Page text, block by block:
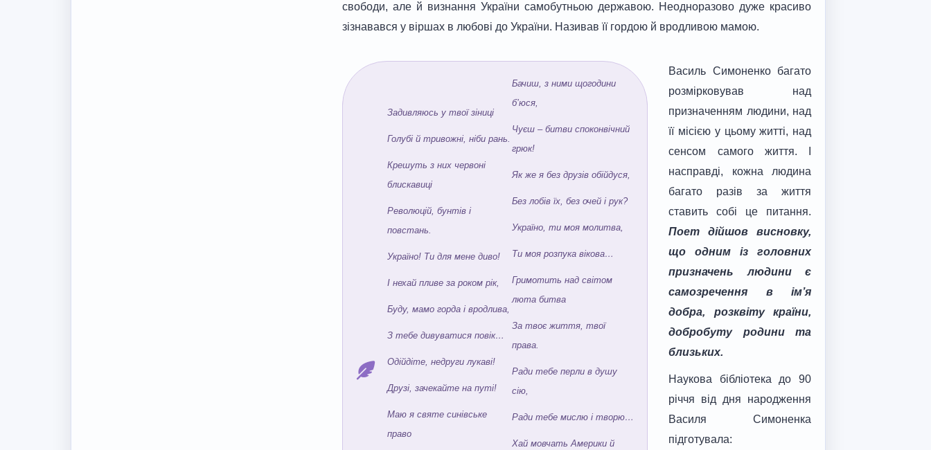
свободи, але й визнання України самобутньою державою. Неодноразово дуже красиво
зізнавався у віршах в любові до України. Називав її гордою й вродливою мамою.
Задивляюсь у твої зіниці
Голубі й тривожні, ніби рань.
Крешуть з них червоні
блискавиці
Революцій, бунтів і
повстань.
Україно! Ти для мене диво!
І нехай пливе за роком рік,
Буду, мамо горда і вродлива,
З тебе дивуватися повік…
Одійдіте, недруги лукаві!
Друзі, зачекайте на путі!
Маю я святе синівське
право
Бачиш, з ними щогодини
б’юся,
Чуєш – битви споконвічний
грюк!
Як же я без друзів обійдуся,
Без лобів їх, без очей і рук?
Україно, ти моя молитва,
Ти моя розпука вікова…
Гримотить над світом
люта битва
За твоє життя, твої
права.
Ради тебе перли в душу
сію,
Ради тебе мислю і творю…
Хай мовчать Америки й
Василь Симоненко багато
розмірковував над
призначенням людини, над
її місією у цьому житті, над
сенсом самого життя. І
насправді, кожна людина
багато разів за життя
ставить собі це питання.
Поет дійшов висновку,
що одним із головних
призначень людини є
самозречення в ім’я
добра, розквіту країни,
добробуту родини та
близьких.
Наукова бібліотека до 90
річчя від дня народження
Василя Симоненка
підготувала: